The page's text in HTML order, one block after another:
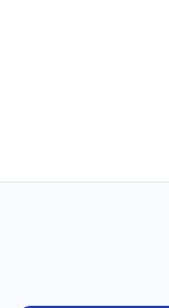
met een